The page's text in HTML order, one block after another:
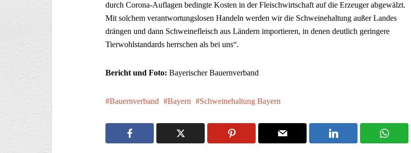
durch Corona-Auflagen bedingte Kosten in der Fleischwirtschaft auf die Erzeuger abgewälzt.
Mit solchem verantwortungslosen Handeln werden wir die Schweinehaltung außer Landes
drängen und dann Schweinefleisch aus Ländern importieren, in denen deutlich geringere
Tierwohlstandards herrschen als bei uns“.
Bericht und Foto: Bayerischer Bauernverband
Bauernverband Bayern Schweinehaltung Bayern